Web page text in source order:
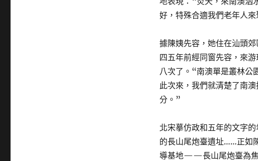
好，特殊合適我們老年人
據陳姨先容，她住在汕頭
四五年前經同窗先容，來
八次了。“南澳單是叢林公
此次來，我們就清楚了南
分。”
北宋摹仿政和五年的文字
的長山尾炮臺遺址……正如
導基地——長山尾炮臺為焦